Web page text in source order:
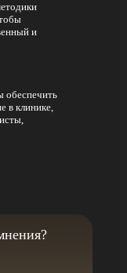
и
обеспечить
в клинике,